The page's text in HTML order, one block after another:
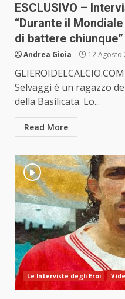
ESCLUSIVO –
“Durante il
di battere chiunque”
Andrea Gioia 12 Agosto
Selvaggi è un ragazzo
della Basilicata. Lo...
Read More
Le Interviste degli Eroi